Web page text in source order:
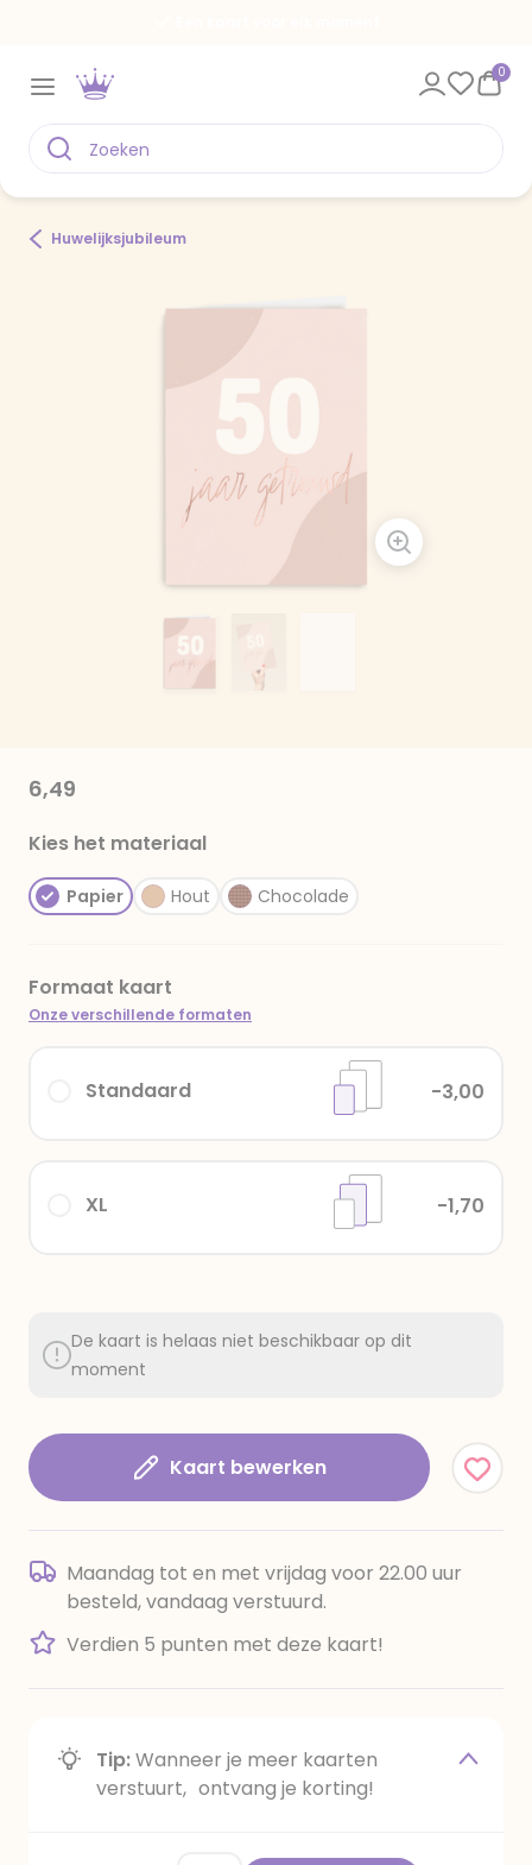
0
Huwelijksjubileum
6,49
Kies het materiaal
Papier Hout Chocolade
Formaat kaart
Onze verschillende formaten
XL -1,70
Standaard -3,00
De kaart is helaas niet beschikbaar op dit
moment
Kaart bewerken
Maandag tot en met vrijdag voor 22.00 uur
besteld, vandaag verstuurd.
Verdien 5 punten met deze kaart!
Tip:Wanneer je meer kaarten
verstuurt, ontvang je korting!